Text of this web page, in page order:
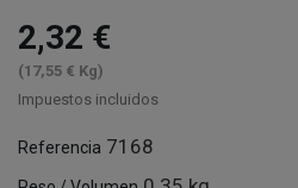
2,32 €
(17,55 € Kg)
Impuestos incluidos
Referencia 7168